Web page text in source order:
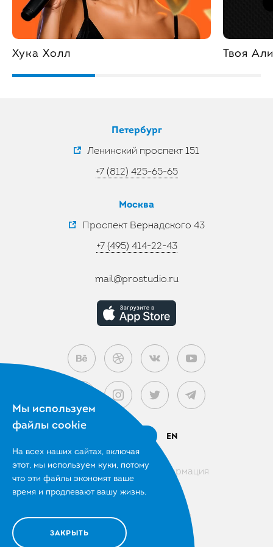
Мы используем
файлы cookie
На всех наших сайтах, включая
этот, мы используем куки, потому
что эти файлы экономят ваше
время и продлевают вашу жизнь.
ЗАКРЫТЬ
Хука Холл Твоя
Петербург
Ленинский проспект 151
+7 (812) 425-65-65
Москва
Проспект Вернадского 43
+7 (495) 414-22-43
mail@prostudio.ru
© 2007 – 2026 Prostudio
ООО «Цифровая Империя»
Правовая информация
EN